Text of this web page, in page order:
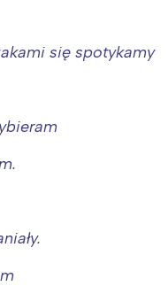
się spotykamy